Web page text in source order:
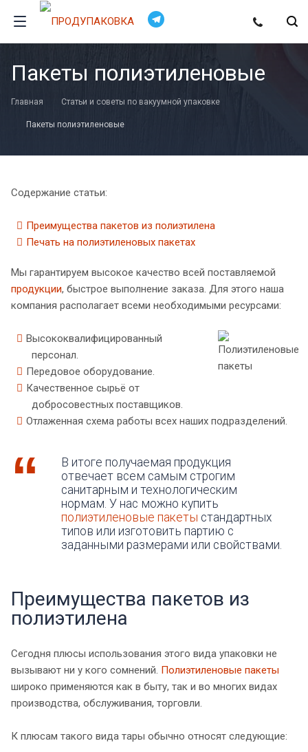
Пакеты полиэтиленовые
Главная Статьи и советы по вакуумной упаковке
Пакеты полиэтиленовые
Содержание статьи:
Преимущества пакетов из полиэтилена
Печать на полиэтиленовых пакетах
Мы гарантируем высокое качество всей поставляемой
продукции, быстрое выполнение заказа. Для этого наша
компания располагает всеми необходимыми ресурсами:
Высококвалифицированный
персонал.
Передовое оборудование.
Качественное сырьё от
добросовестных поставщиков.
Отлаженная схема работы всех наших подразделений.
В итоге получаемая продукция
отвечает всем самым строгим
санитарным и технологическим
нормам. У нас можно купить
полиэтиленовые пакеты стандартных
типов или изготовить партию с
заданными размерами или свойствами.
Преимущества пакетов из
полиэтилена
Сегодня плюсы использования этого вида упаковки не
вызывают ни у кого сомнений. Полиэтиленовые пакеты
широко применяются как в быту, так и во многих видах
производства, обслуживания, торговли.
К плюсам такого вида тары обычно относят следующие: